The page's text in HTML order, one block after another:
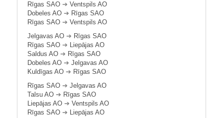
Rīgas SAO ➔ Ventspils AO
Dobeles AO ➔ Rīgas SAO
Rīgas SAO ➔ Ventspils AO
Jelgavas AO ➔ Rīgas SAO
Rīgas SAO ➔ Liepājas AO
Saldus AO ➔ Rīgas SAO
Dobeles AO ➔ Jelgavas AO
Kuldīgas AO ➔ Rīgas SAO
Rīgas SAO ➔ Jelgavas AO
Talsu AO ➔ Rīgas SAO
Liepājas AO ➔ Ventspils AO
Rīgas SAO ➔ Liepājas AO